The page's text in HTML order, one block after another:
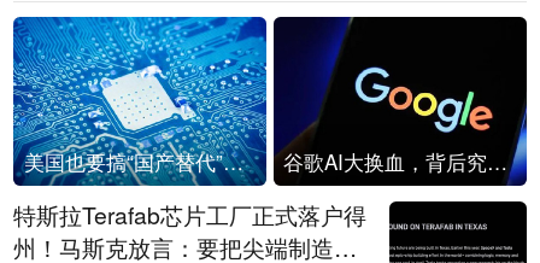
美国也要搞“国产替代”？先算清三笔账 谷歌AI大换血，背后究竟发生了什么？
特斯拉Terafab芯片工厂正式落户得
州！马斯克放言：要把尖端制造带